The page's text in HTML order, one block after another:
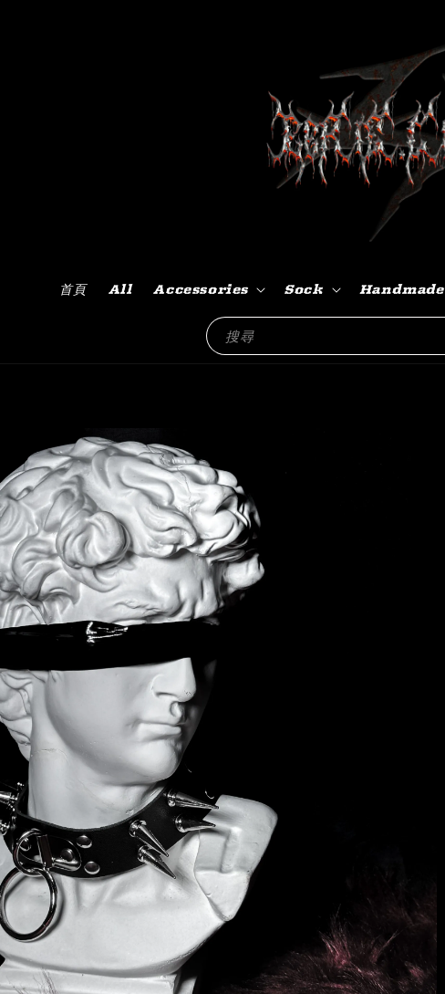
搜尋
首頁 All Accessories Sock Handmade